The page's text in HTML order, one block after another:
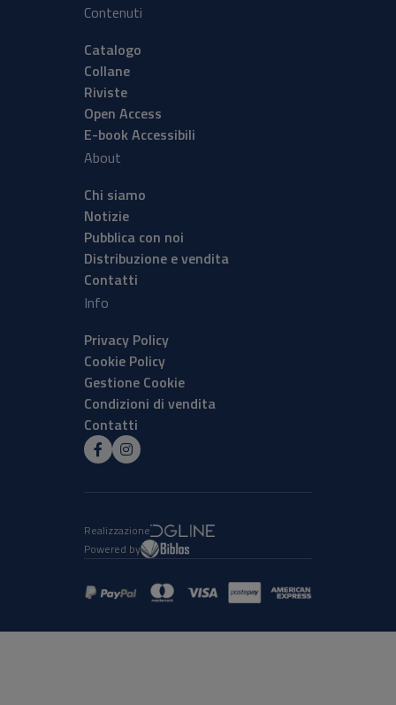
Contenuti
Catalogo
Collane
Riviste
Open Access
E-book Accessibili
About
Chi siamo
Notizie
Pubblica con noi
Distribuzione e vendita
Contatti
Info
Privacy Policy
Cookie Policy
Gestione Cookie
Condizioni di vendita
Contatti
Realizzazione
Powered by